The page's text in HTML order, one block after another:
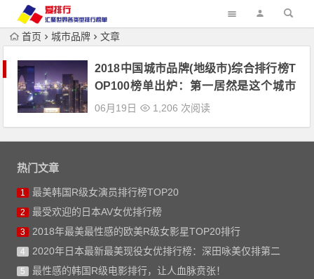
首页 城市品牌 文章
2018中国城市品牌(地级市)综合排行榜T
OP100榜单出炉：第一居然是这个城市
（附榜单）
06月19日 1,206 次阅读
热门文章
1 最美韩国R级女演员排行榜TOP20
2 最受欢迎的日本AV女优排行榜
3 2018年最美最性感的欧美R级女影星TOP20排行
4 2020年日本最新最美现役女优排行榜：深田咏美仅排第二
5 最性感的韩国R级电影排行，让人血脉贲张！